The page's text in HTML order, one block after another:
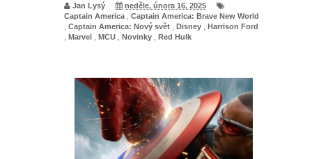
Jan Lysý
neděle, února 16, 2025
Captain America
Captain America: Brave New World
Captain America: Nový svět Disney
Harrison Ford
Marvel MCU Novinky Red Hulk